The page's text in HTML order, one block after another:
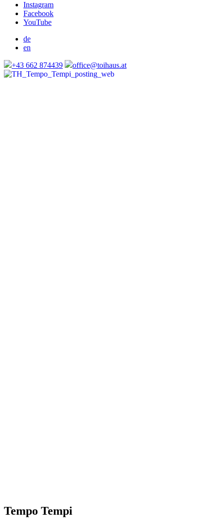
Instagram
Facebook
YouTube
de
en
+43 662 874439 office@toihaus.at
Tempo Tempi